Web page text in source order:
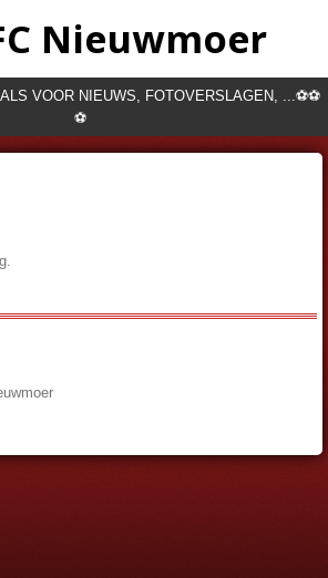
Nieuwmoer
VOOR NIEUWS, FOTOVERSLAGEN, ...⚽⚽
⚽